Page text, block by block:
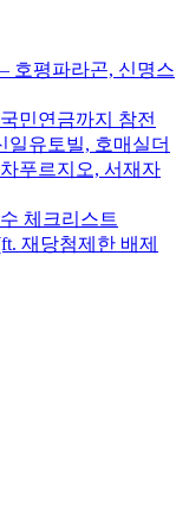
호평파라곤, 신명스
민연금까지 참전
일유토빌, 호매실더
푸르지오, 서재자
체크리스트
재당첨제한 배제